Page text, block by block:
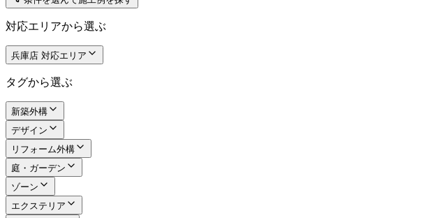
対応エリアから選ぶ
兵庫店 対応エリア
タグから選ぶ
新築外構
デザイン
リフォーム外構
庭・ガーデン
ゾーン
エクステリア